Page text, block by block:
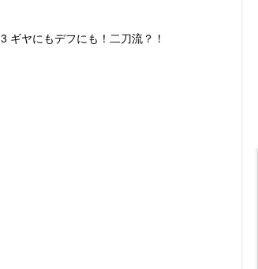
3 ギヤにもデフにも！二刀流？！